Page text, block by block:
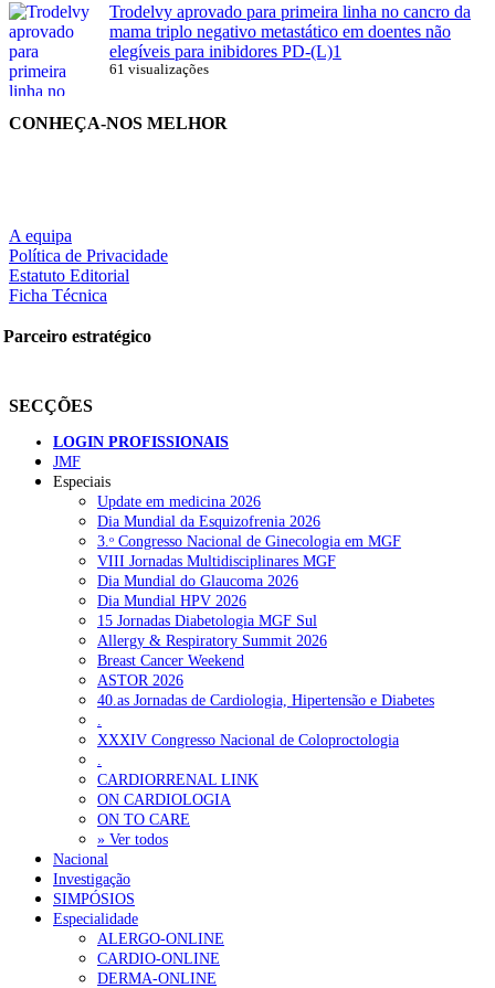
Trodelvy aprovado para primeira linha no cancro da
mama triplo negativo metastático em doentes não
elegíveis para inibidores PD-(L)1
61 visualizações
CONHEÇA-NOS MELHOR
A equipa
Política de Privacidade
Estatuto Editorial
Ficha Técnica
Parceiro estratégico
SECÇÕES
LOGIN PROFISSIONAIS
JMF
Especiais
Update em medicina 2026
Dia Mundial da Esquizofrenia 2026
3.ᵒ Congresso Nacional de Ginecologia em MGF
VIII Jornadas Multidisciplinares MGF
Dia Mundial do Glaucoma 2026
Dia Mundial HPV 2026
15 Jornadas Diabetologia MGF Sul
Allergy & Respiratory Summit 2026
Breast Cancer Weekend
ASTOR 2026
40.as Jornadas de Cardiologia, Hipertensão e Diabetes
XXXIV Congresso Nacional de Coloproctologia
CARDIORRENAL LINK
ON CARDIOLOGIA
ON TO CARE
» Ver todos
Nacional
Investigação
SIMPÓSIOS
Especialidade
ALERGO-ONLINE
CARDIO-ONLINE
DERMA-ONLINE